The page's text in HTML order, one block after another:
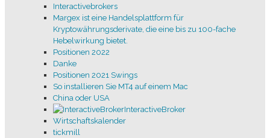
Daxswings.com schlagen.
Dax Gewichtung, Segmente
Kostenvergleich
Crude Oil, WTI und Brent
Zucker, Sugar No 11
Baumwolle
Gold, Silber, Platinum, Palladium und Kupfer
Bitcoin
Software
Interactivebrokers
Margex ist eine Handelsplattform für
Kryptowährungsderivate, die eine bis zu 100-fache
Hebelwirkung bietet.
Positionen 2022
Danke
Positionen 2021 Swings
So installieren Sie MT4 auf einem Mac
China oder USA
InteractiveBroker
Wirtschaftskalender
tickmill